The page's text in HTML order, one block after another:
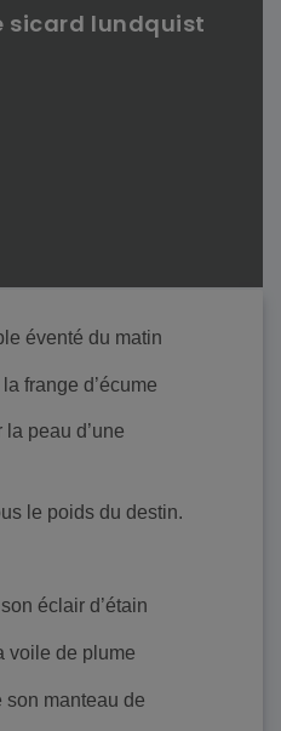
sicard lundquist
éventé du matin
frange d’écume
la peau d’une
le poids du destin.
éclair d’étain
voile de plume
son manteau de